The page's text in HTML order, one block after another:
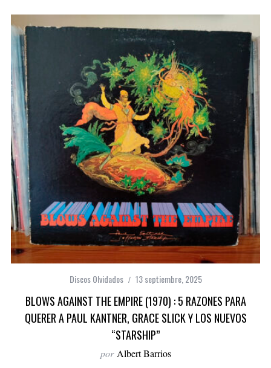
Discos Olvidados 13 septiembre, 2025
BLOWS AGAINST THE EMPIRE (1970) : 5 RAZONES PARA
QUERER A PAUL KANTNER, GRACE SLICK Y LOS NUEVOS
“STARSHIP”
por Albert Barrios